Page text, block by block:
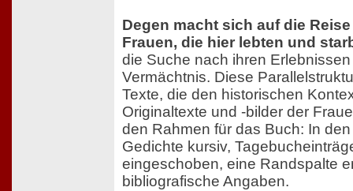
Degen macht sich auf die
Frauen, die hier lebten und
die Suche nach ihren
Vermächtnis. Diese
Texte, die den historischen
Originaltexte und -bilder der
den Rahmen für das Buch: In
Gedichte kursiv,
eingeschoben, eine Randspalte
bibliografische Angaben.